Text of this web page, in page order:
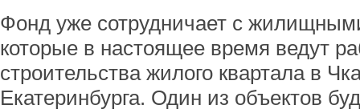
Фонд уже сотрудничает с
которые в настоящее время ведут
строительства жилого квартала в
Екатеринбурга. Один из объектов